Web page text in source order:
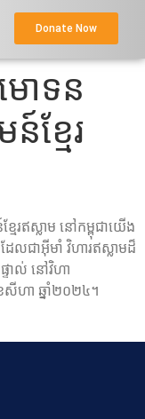
Donate Now
ោទន
មែរ
ឥស្លាម នៅកម្ពុជាយើង
ជាអុីមាំ វិហារឥស្លាមដ៏
ទាល់ នៅវិហា
សីហា ឆ្នាំ២០២៤។